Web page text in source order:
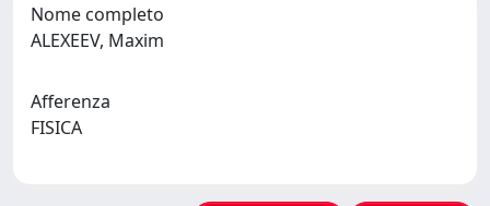
Nome completo
ALEXEEV, Maxim
Afferenza
FISICA